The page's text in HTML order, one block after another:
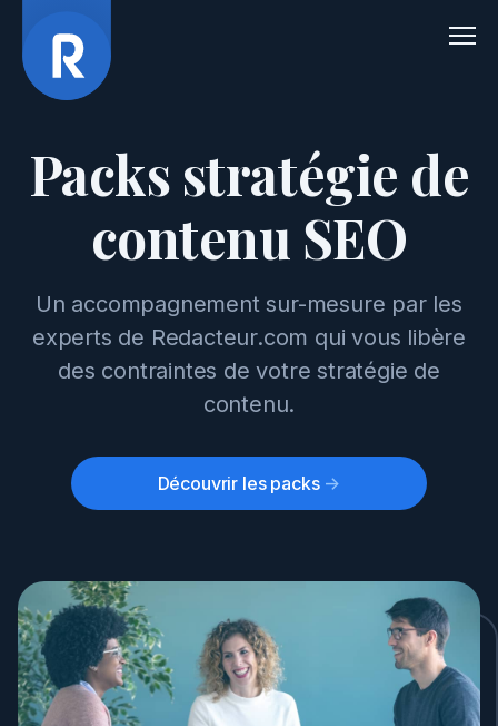
Packs stratégie de
contenu SEO
Un accompagnement sur-mesure par les
experts de Redacteur.com qui vous libère
des contraintes de votre stratégie de
contenu.
Découvrir les packs ->